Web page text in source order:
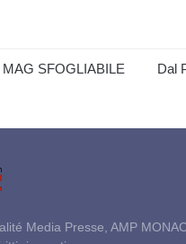
SFOGLIABILE Dal
Media Presse, AMP